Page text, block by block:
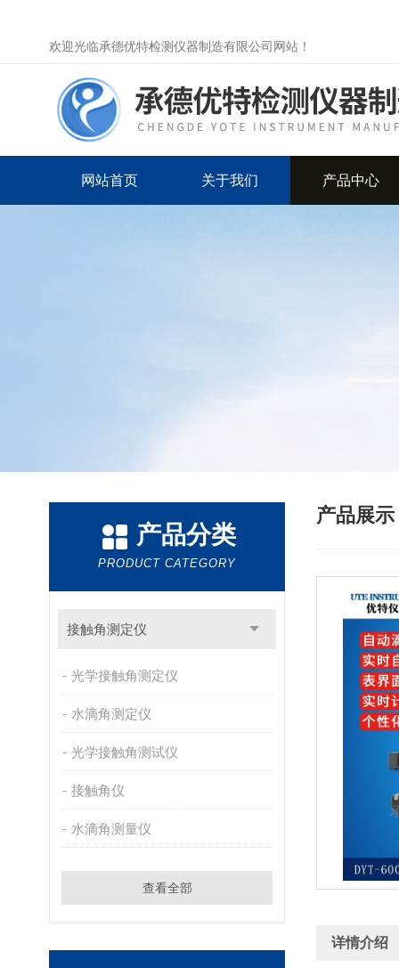
欢迎光临承德优特检测仪器制造有限公司网站！
网站首页 关于我们 产品中心
产品分类
PRODUCT CATEGORY
接触角测定仪
光学接触角测定仪
水滴角测定仪
光学接触角测试仪
接触角仪
水滴角测量仪
查看全部
产品展示
详情介绍